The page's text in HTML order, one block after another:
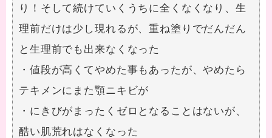
り！そして続けていくうちに全くなくなり、生
理前だけは少し現れるが、重ね塗りでだんだん
と生理前でも出来なくなった
・値段が高くてやめた事もあったが、やめたら
テキメンにまた顎ニキビが
・にきびがまったくゼロとなることはないが、
酷い肌荒れはなくなった